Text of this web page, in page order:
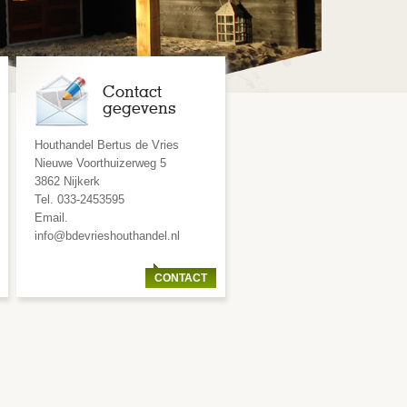
Contact
gegevens
Houthandel Bertus de Vries
Nieuwe Voorthuizerweg 5
3862 Nijkerk
Tel. 033-2453595
Email.
info@bdevrieshouthandel.nl
CONTACT